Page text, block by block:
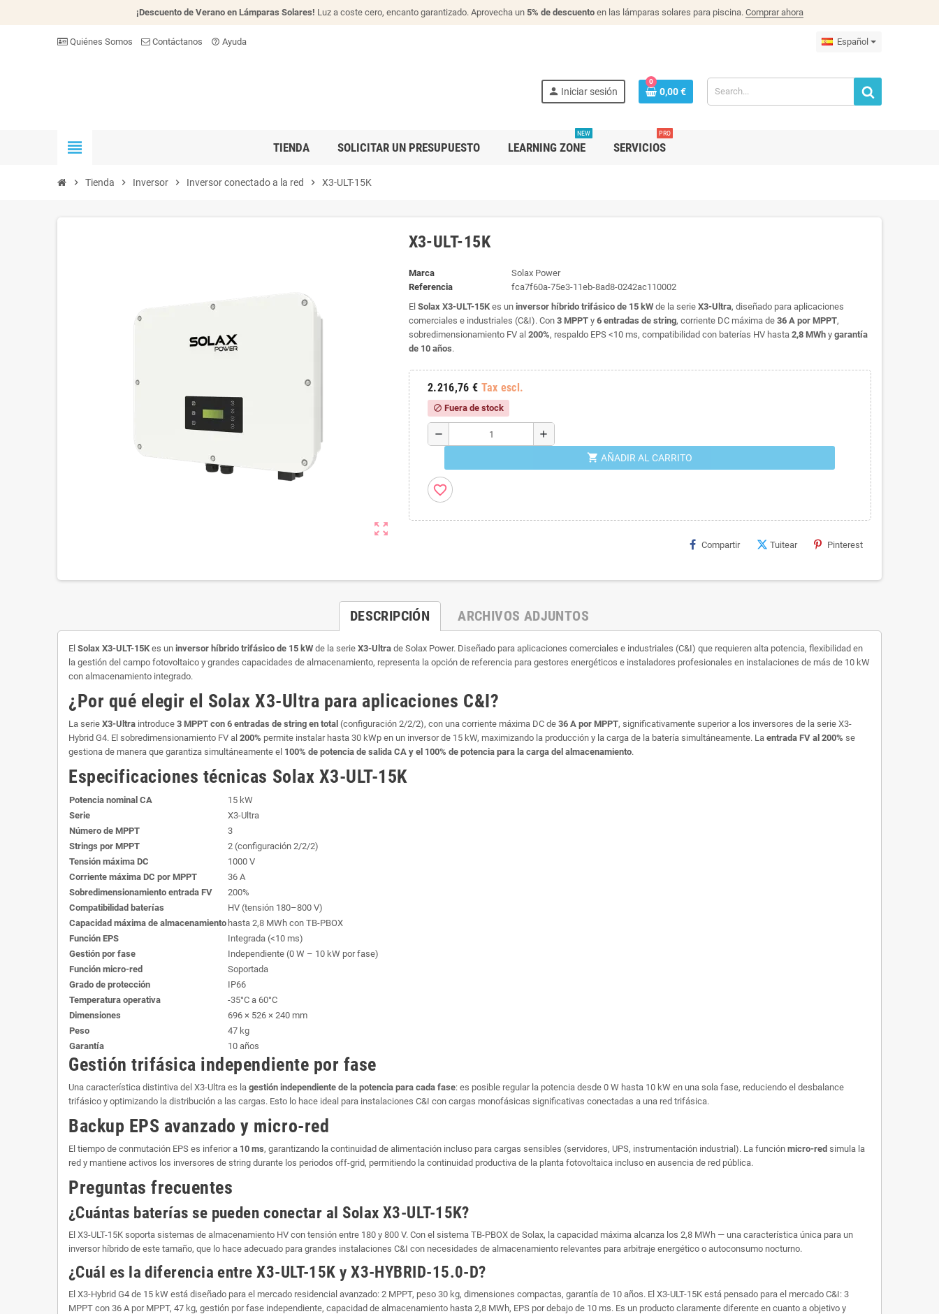
¡Descuento de Verano en Lámparas Solares! Luz a coste cero, encanto garantizado. Aprovecha un 5% de descuentoen las lámparas solares para piscina. Comprar ahora
Quiénes Somos Contáctanos help_outline Ayuda Español
person Iniciar sesión
0
0,00 €
view_headline TIENDA SOLICITAR UN PRESUPUESTO LEARNING ZONE
NEW
SERVICIOS
PRO
chevron_right Tienda chevron_right Inversor chevron_right Inversor conectado a la red chevron_right X3-ULT-15K
zoom_out_map
X3-ULT-15K
Marca
Solax Power
Referencia
fca7f60a-75e3-11eb-8ad8-0242ac110002
El Solax X3-ULT-15Kes un inversor híbrido trifásico de 15 kWde la serie X3-Ultra, diseñado para aplicaciones
comerciales e industriales (C&I). Con 3 MPPTy 6 entradas de string, corriente DC máxima de 36 A por MPPT,
sobredimensionamiento FV al 200%, respaldo EPS <10 ms, compatibilidad con baterías HV hasta 2,8 MWhy garantía
de 10 años.
2.216,76 € Tax escl.
block Fuera de stock
remove add
shopping_cart AÑADIR AL CARRITO
favorite_border
Compartir Tuitear Pinterest
DESCRIPCIÓN ARCHIVOS ADJUNTOS
El Solax X3-ULT-15K es un inversor híbrido trifásico de 15 kW de la serie X3-Ultra de Solax Power. Diseñado para aplicaciones comerciales e industriales (C&I) que requieren alta potencia, flexibilidad en
la gestión del campo fotovoltaico y grandes capacidades de almacenamiento, representa la opción de referencia para gestores energéticos e instaladores profesionales en instalaciones de más de 10 kW
con almacenamiento integrado.
¿Por qué elegir el Solax X3-Ultra para aplicaciones C&I?
La serie X3-Ultra introduce 3 MPPT con 6 entradas de string en total (configuración 2/2/2), con una corriente máxima DC de 36 A por MPPT, significativamente superior a los inversores de la serie X3-
Hybrid G4. El sobredimensionamiento FV al 200% permite instalar hasta 30 kWp en un inversor de 15 kW, maximizando la producción y la carga de la batería simultáneamente. La entrada FV al 200% se
gestiona de manera que garantiza simultáneamente el 100% de potencia de salida CA y el 100% de potencia para la carga del almacenamiento.
Especificaciones técnicas Solax X3-ULT-15K
Potencia nominal CA
15 kW
Serie
X3-Ultra
Número de MPPT
3
Strings por MPPT
2 (configuración 2/2/2)
Tensión máxima DC
1000 V
Corriente máxima DC por MPPT
36 A
Sobredimensionamiento entrada FV
200%
Compatibilidad baterías
HV (tensión 180–800 V)
Capacidad máxima de almacenamiento hasta 2,8 MWh con TB-PBOX
Función EPS
Integrada (<10 ms)
Gestión por fase
Independiente (0 W – 10 kW por fase)
Función micro-red
Soportada
Grado de protección
IP66
Temperatura operativa
-35°C a 60°C
Dimensiones
696 × 526 × 240 mm
Peso
47 kg
Garantía
10 años
Gestión trifásica independiente por fase
Una característica distintiva del X3-Ultra es la gestión independiente de la potencia para cada fase: es posible regular la potencia desde 0 W hasta 10 kW en una sola fase, reduciendo el desbalance
trifásico y optimizando la distribución a las cargas. Esto lo hace ideal para instalaciones C&I con cargas monofásicas significativas conectadas a una red trifásica.
Backup EPS avanzado y micro-red
El tiempo de conmutación EPS es inferior a 10 ms, garantizando la continuidad de alimentación incluso para cargas sensibles (servidores, UPS, instrumentación industrial). La función micro-red simula la
red y mantiene activos los inversores de string durante los periodos off-grid, permitiendo la continuidad productiva de la planta fotovoltaica incluso en ausencia de red pública.
Preguntas frecuentes
¿Cuántas baterías se pueden conectar al Solax X3-ULT-15K?
El X3-ULT-15K soporta sistemas de almacenamiento HV con tensión entre 180 y 800 V. Con el sistema TB-PBOX de Solax, la capacidad máxima alcanza los 2,8 MWh — una característica única para un
inversor híbrido de este tamaño, que lo hace adecuado para grandes instalaciones C&I con necesidades de almacenamiento relevantes para arbitraje energético o autoconsumo nocturno.
¿Cuál es la diferencia entre X3-ULT-15K y X3-HYBRID-15.0-D?
El X3-Hybrid G4 de 15 kW está diseñado para el mercado residencial avanzado: 2 MPPT, peso 30 kg, dimensiones compactas, garantía de 10 años. El X3-ULT-15K está pensado para el mercado C&I: 3
MPPT con 36 A por MPPT, 47 kg, gestión por fase independiente, capacidad de almacenamiento hasta 2,8 MWh, EPS por debajo de 10 ms. Es un producto claramente diferente en cuanto a objetivo y